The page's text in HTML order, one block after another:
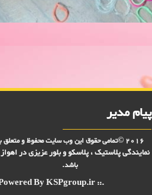
پیام مدیر
2016 ©تمامی حقوق این وب سایت محفوظ و متعلق به
نمایندگی پلاستیک ، پلاسکو و بلور عزیزی دراهواز
باشد.
.:: Powered By KSPgroup.ir ::.